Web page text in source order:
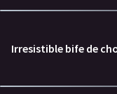
Irresistible bife de